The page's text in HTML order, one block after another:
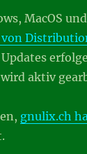
MacOS
von
aktiv
gnulix.ch